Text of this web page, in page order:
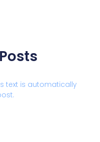
text is automatically